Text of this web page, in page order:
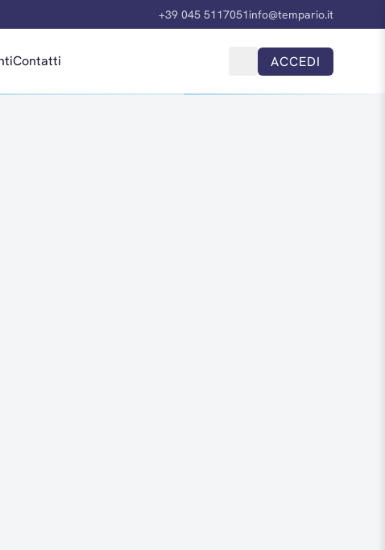
+39 045 5117051info@tempario.it
Contatti ACCEDI